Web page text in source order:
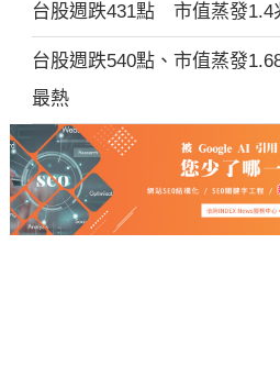
台股週跌431點 市值蒸發1.4
台股週跌540點、市值蒸發
最熱